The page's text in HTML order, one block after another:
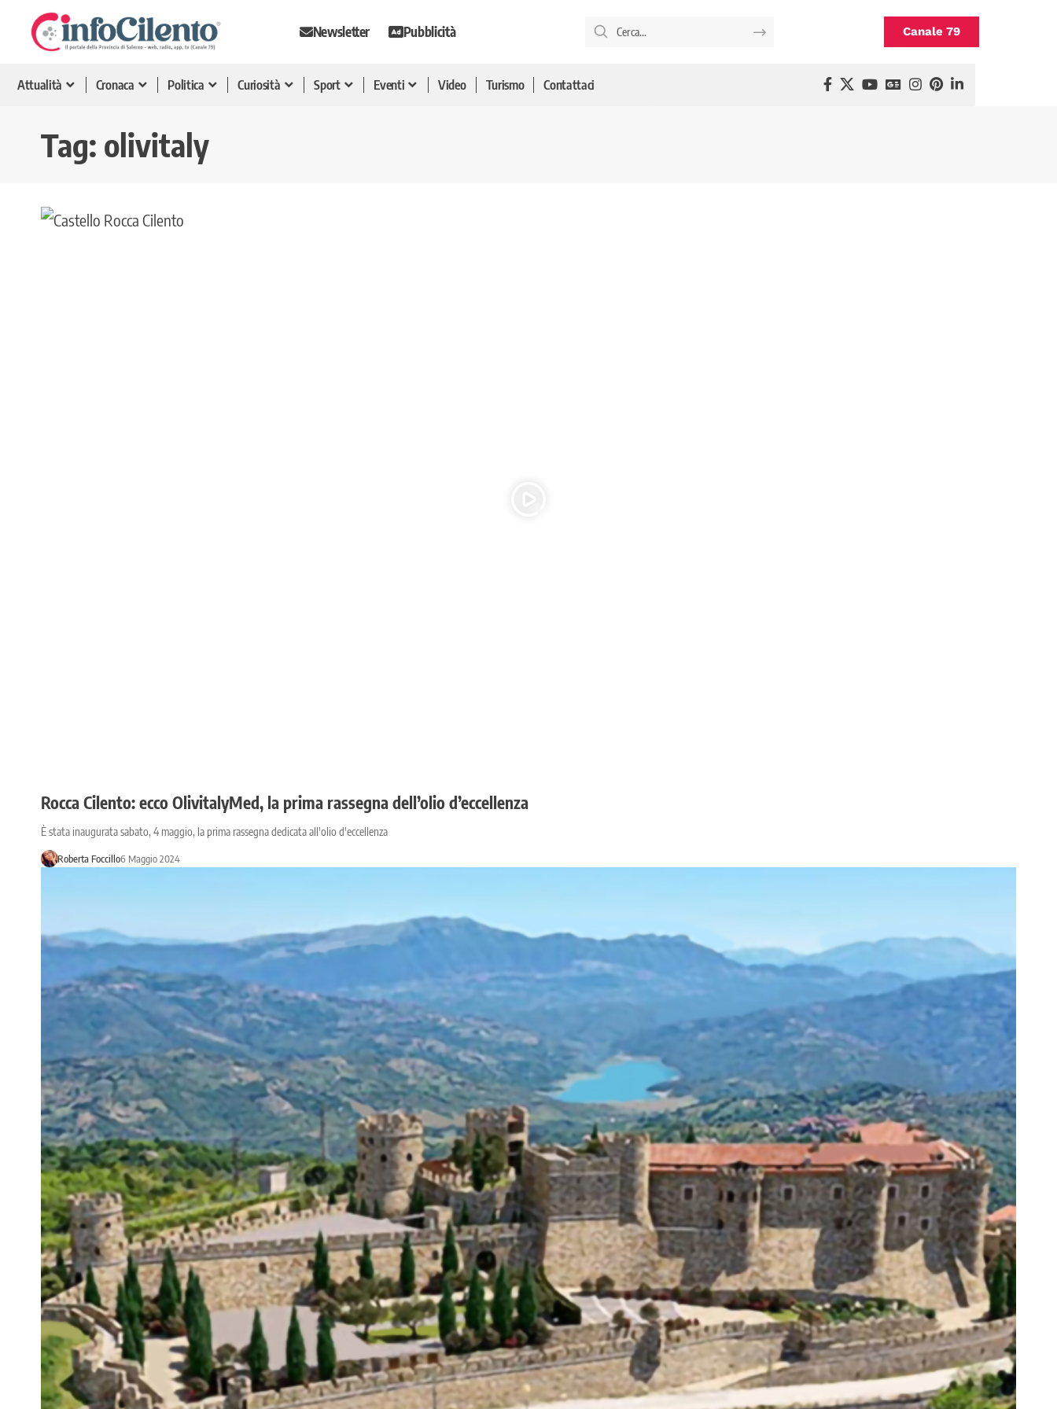
Newsletter Pubblicità Canale 79
Attualità Cronaca Politica Curiosità Sport Eventi Video Turismo Contattaci
Tag: olivitaly
Rocca Cilento: ecco OlivitalyMed, la prima rassegna dell’olio d’eccellenza
È stata inaugurata sabato, 4 maggio, la prima rassegna dedicata all'olio d'eccellenza
Roberta Foccillo6 Maggio 2024